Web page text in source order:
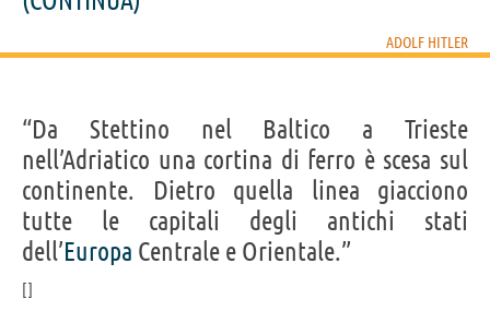
ADOLF HITLER
“Da Stettino nel Baltico a Trieste
nell’Adriatico una cortina di ferro è scesa sul
continente. Dietro quella linea giacciono
tutte le capitali degli antichi stati
dell’Europa Centrale e Orientale.”